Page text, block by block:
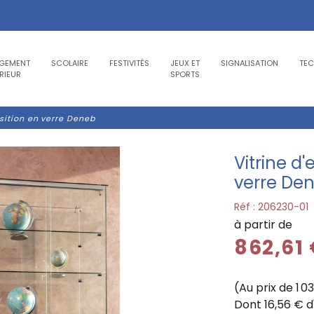
SCOLAIRE FESTIVITÉS
JEUX ET
SPORTS
SIGNALISATION
en verre Deneb
Vitrine
verre
Réf : 206230-01
à partir de
862,61
(Au prix de 1
Dont 16,56 €